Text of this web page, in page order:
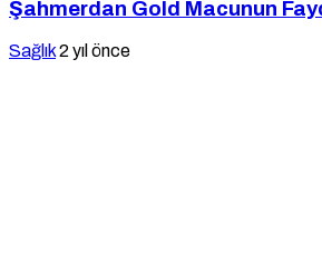
Şahmerdan Gold Macunun
Sağlık2 yıl önce